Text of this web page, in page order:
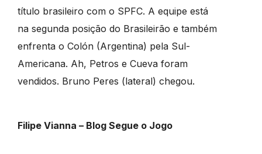
título brasileiro com o SPFC. A equipe está
na segunda posição do Brasileirão e também
enfrenta o Colón (Argentina) pela Sul-
Americana. Ah, Petros e Cueva foram
vendidos. Bruno Peres (lateral) chegou.
Filipe Vianna – Blog Segue o Jogo